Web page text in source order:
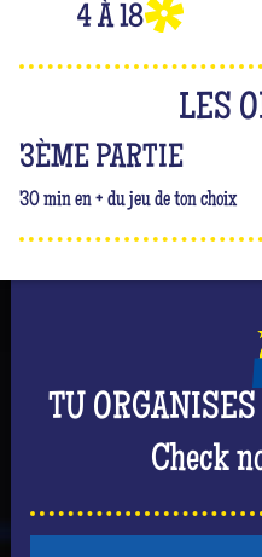
4 À 18
LES
3ÈME PARTIE
30 min en + du jeu de ton choix
TU
Check